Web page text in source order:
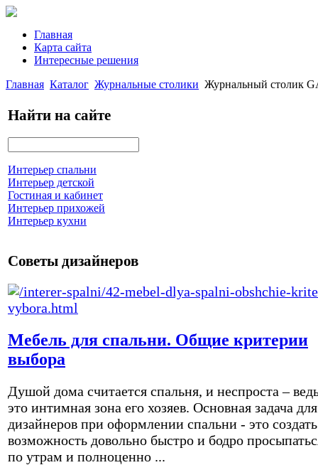
Главная
Карта сайта
Интересные решения
Главная Каталог Журнальные столики Журнальный столик
Найти на сайте
Интерьер спальни
Интерьер детской
Гостиная и кабинет
Интерьер прихожей
Интерьер кухни
Советы дизайнеров
Мебель для спальни. Общие критерии
выбора
Душой дома считается спальня, и неспроста –
это интимная зона его хозяев. Основная задача для
дизайнеров при оформлении спальни - это создать
возможность довольно быстро и бодро
по утрам и полноценно ...